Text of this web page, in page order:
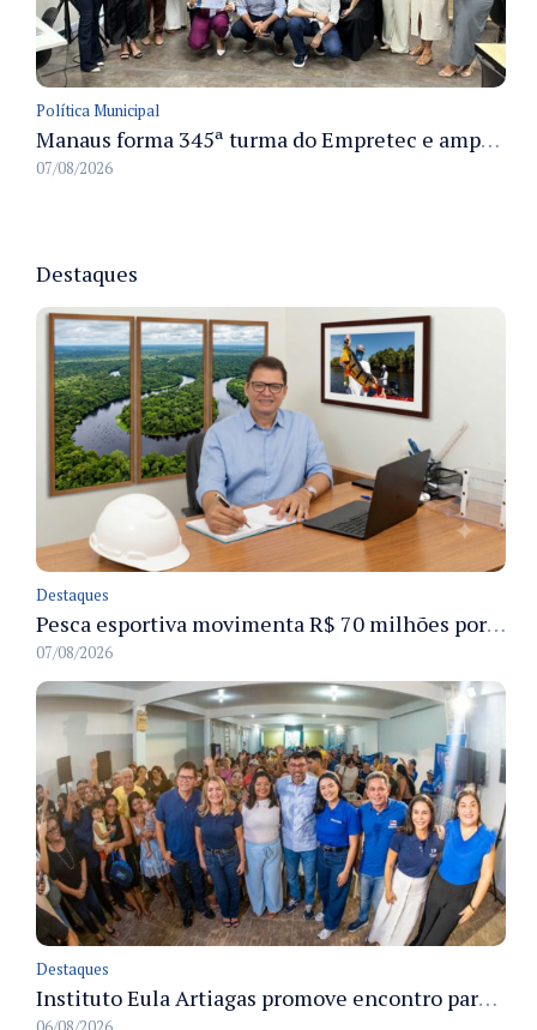
Política Municipal
Manaus forma 345ª turma do Empretec e amplia qualificação de empreendedores na cidade
07/08/2026
Destaques
Destaques
Pesca esportiva movimenta R$ 70 milhões por ano e ganha espaço na economia sustentável do Amazonas
07/08/2026
Destaques
Instituto Eula Artiagas promove encontro para discutir melhorias para o bairro Petrópolis